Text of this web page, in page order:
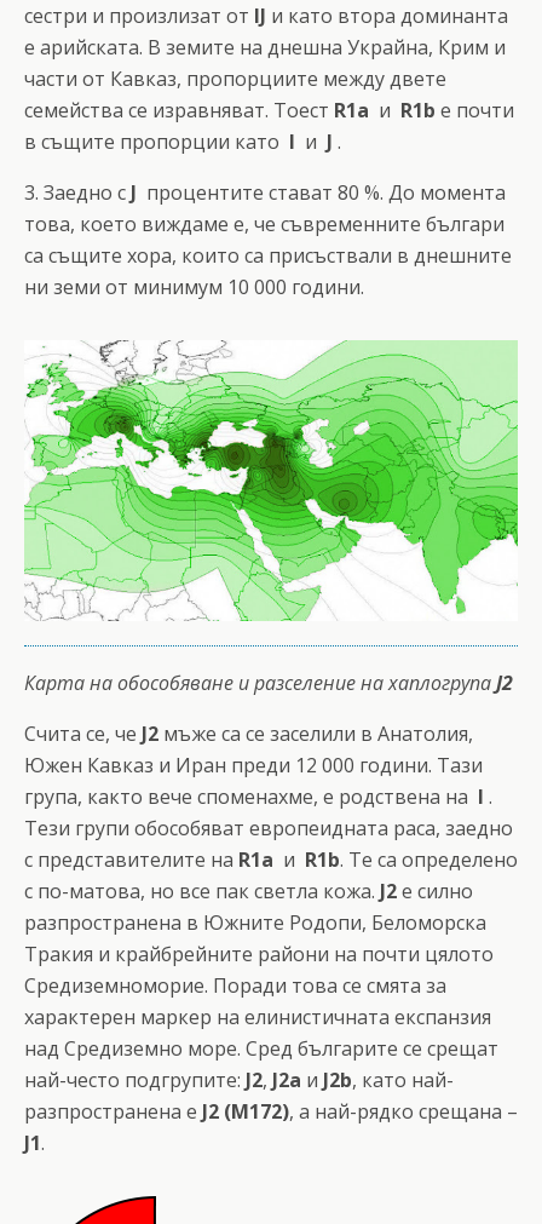
сестри и произлизат от IJ и като втора доминанта
е арийската. В земите на днешна Украйна, Крим и
части от Кавказ, пропорциите между двете
семейства се изравняват. Тоест R1a и R1b е почти
в същите пропорции като I и J .
3. Заедно с J процентите стават 80 %. До момента
това, което виждаме е, че съвременните българи
са същите хора, които са присъствали в днешните
ни земи от минимум 10 000 години.
Карта на обособяване и разселение на хаплогрупаJ2
Счита се, че J2 мъже са се заселили в Анатолия,
Южен Кавказ и Иран преди 12 000 години. Тази
група, както вече споменахме, е родствена на I .
Тези групи обособяват европеидната раса, заедно
с представителите на R1a и R1b. Те са определено
с по-матова, но все пак светла кожа. J2e силно
разпространена в Южните Родопи, Беломорска
Тракия и крайбрейните райони на почти цялото
Средиземноморие. Поради това се смята за
характерен маркер на елинистичната експанзия
над Средиземно море. Сред българите се срещат
най-често подгрупите: J2, J2a и J2b, като най-
разпространена е J2 (M172), а най-рядко срещана –
J1.